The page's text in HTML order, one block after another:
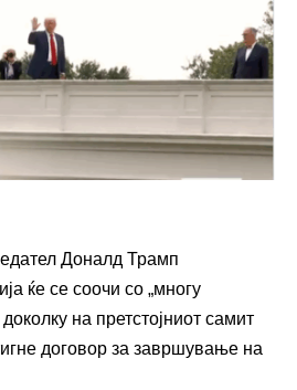
Доналд Трамп
ќе се соочи со „многу
на претстојниот самит
договор за завршување на